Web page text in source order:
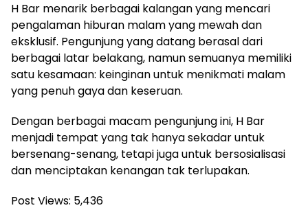
H Bar menarik berbagai kalangan yang mencari
pengalaman hiburan malam yang mewah dan
eksklusif. Pengunjung yang datang berasal dari
berbagai latar belakang, namun semuanya memiliki
satu kesamaan: keinginan untuk menikmati malam
yang penuh gaya dan keseruan.
Dengan berbagai macam pengunjung ini, H Bar
menjadi tempat yang tak hanya sekadar untuk
bersenang-senang, tetapi juga untuk bersosialisasi
dan menciptakan kenangan tak terlupakan.
Post Views: 5,436